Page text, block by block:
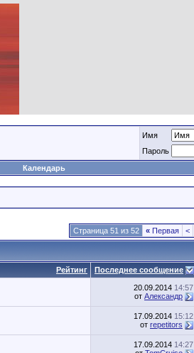
Имя
Пароль
Календарь
Страница 51 из 52 « Первая <
Рейтинг Последнее сообщение
20.09.2014 14:57
от Александр
17.09.2014 15:12
от repetitors
17.09.2014 14:27